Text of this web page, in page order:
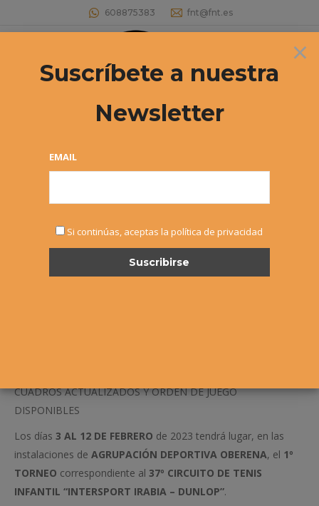
608875383 fnt@fnt.es
Buscar:
CUADROS ACTUALIZADOS Y ORDEN DE JUEGO
DISPONIBLES
Los días 3 AL 12 DE FEBRERO de 2023 tendrá lugar, en las
instalaciones de AGRUPACIÓN DEPORTIVA OBERENA, el 1º
TORNEO correspondiente al 37º CIRCUITO DE TENIS
INFANTIL “INTERSPORT IRABIA – DUNLOP”.
×
Suscríbete a nuestra
Newsletter
EMAIL
Si continúas, aceptas la política de privacidad